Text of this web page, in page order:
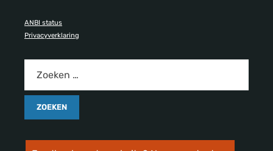
ANBI status
Privacyverklaring